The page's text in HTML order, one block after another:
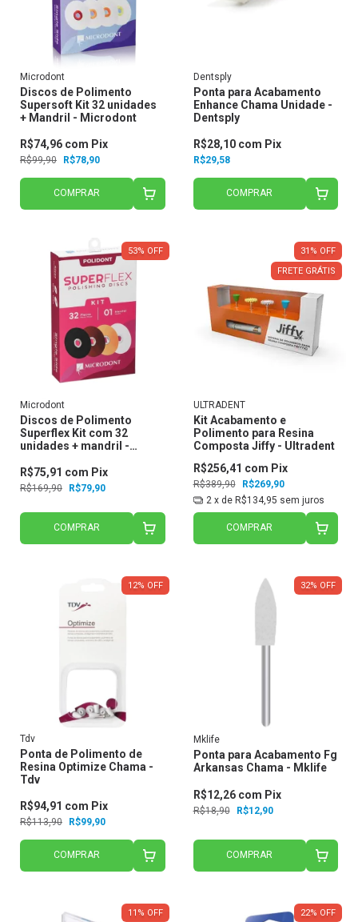
Microdont
Discos de Polimento
Supersoft Kit 32 unidades
+ Mandril - Microdont
R$99,90 R$78,90
R$74,96 com Pix
COMPRAR
Dentsply
Ponta para Acabamento
Enhance Chama Unidade -
Dentsply
R$29,58
R$28,10 com Pix
COMPRAR
53% OFF
Microdont
Discos de Polimento
Superflex Kit com 32
unidades + mandril -
R$169,90 R$79,90
R$75,91 com Pix
COMPRAR
31 % OFF
FRETE GRÁTIS
ULTRADENT
Kit Acabamento e
Polimento para Resina
Composta Jiffy - Ultradent
R$389,90 R$269,90
R$256,41 com Pix
2 x de R$134,95 sem juros
COMPRAR
12% OFF
Tdv
Ponta de Polimento de
Resina Optimize Chama -
Tdv
R$113,90 R$99,90
R$94,91 com Pix
COMPRAR
32% OFF
Mklife
Ponta para Acabamento Fg
Arkansas Chama - Mklife
R$18,90 R$12,90
R$12,26 com Pix
COMPRAR
11 % OFF 22% OFF